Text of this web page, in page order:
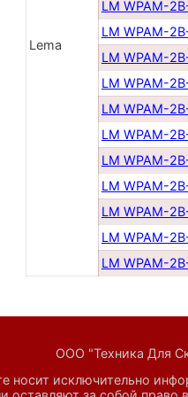
Lema
LM WPAM-
LM WPAM-
LM WPAM-
LM WPAM-
LM WPAM-
LM WPAM-
LM WPAM-
LM WPAM-
LM WPAM-
LM WPAM-
LM WPAM-
ООО "Техника Для
носит исключительно